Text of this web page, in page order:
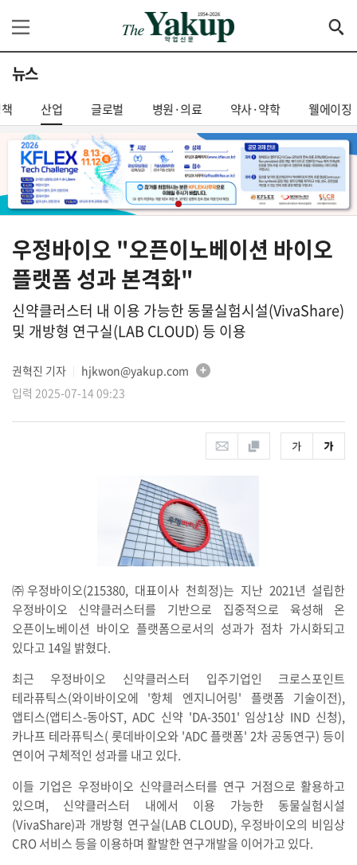
뉴스
산업 글로벌 병원·의료 약사·약학 웰에이징
우정바이오 "오픈이노베이션 바이오
플랫폼 성과 본격화"
신약클러스터 내 이용 가능한 동물실험시설(VivaShare)
및 개방형 연구실(LAB CLOUD) 등 이용
권혁진 기자
hjkwon@yakup.com
입력 2025-07-14 09:23
㈜우정바이오(215380, 대표이사 천희정)는 지난 2021년 설립한
우정바이오 신약클러스터를 기반으로 집중적으로 육성해 온
오픈이노베이션 바이오 플랫폼으로서의 성과가 점차 가시화되고
있다고 14일 밝혔다.
최근 우정바이오 신약클러스터 입주기업인 크로스포인트
테라퓨틱스(와이바이오에 '항체 엔지니어링' 플랫폼 기술이전),
앱티스(앱티스-동아ST, ADC 신약 'DA-3501' 임상1상 IND 신청),
카나프 테라퓨틱스( 롯데바이오와 'ADC 플랫폼' 2차 공동연구) 등이
연이어 구체적인 성과를 내고 있다.
이들 기업은 우정바이오 신약클러스터를 연구 거점으로 활용하고
있으며, 신약클러스터 내에서 이용 가능한 동물실험시설
(VivaShare)과 개방형 연구실(LAB CLOUD), 우정바이오의 비임상
CRO 서비스 등을 이용하며 활발한 연구개발을 이어가고 있다.